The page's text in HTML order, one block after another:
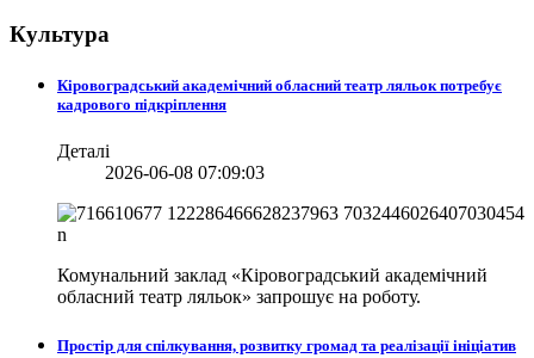
Культура
Кіровоградський академічний обласний театр ляльок потребує
кадрового підкріплення
Деталі
2026-06-08 07:09:03
Комунальний заклад «Кіровоградський академічний
обласний театр ляльок» запрошує на роботу.
Простір для спілкування, розвитку громад та реалізації ініціатив